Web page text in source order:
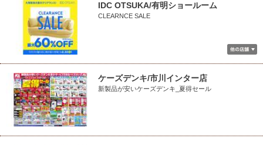
IDC OTSUKA/有明ショールーム
CLEARNCE SALE
ケーズデンキ/市川インター店
新製品が安いケーズデンキ_夏得セール